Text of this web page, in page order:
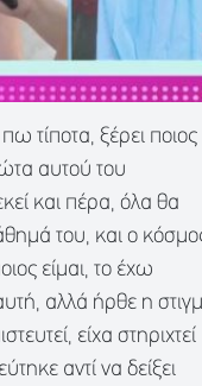
τίποτα, ξέρει ποιος
αυτού του
και πέρα, όλα θα
του, και ο
είμαι, το έχω
αλλά ήρθε η
είχα στηριχτεί
αντί να δείξει